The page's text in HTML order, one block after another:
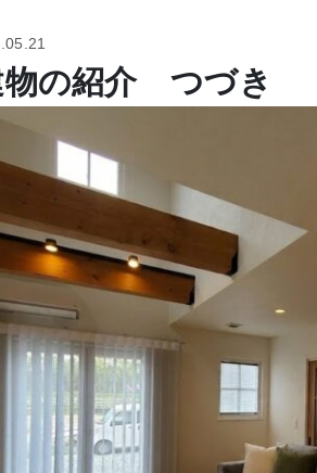
物の紹介 つづき